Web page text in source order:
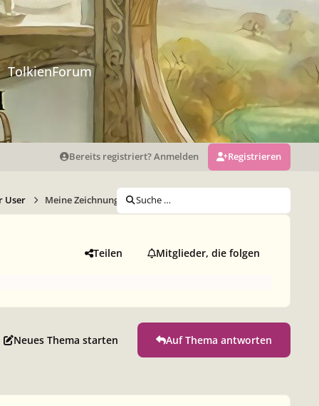
TolkienForum
Bereits registriert? Anmelden Registrieren
User Meine Zeichnungen & Photomanipulationen
Suche …
Teilen Mitglieder, die folgen
Neues Thema starten Auf Thema antworten